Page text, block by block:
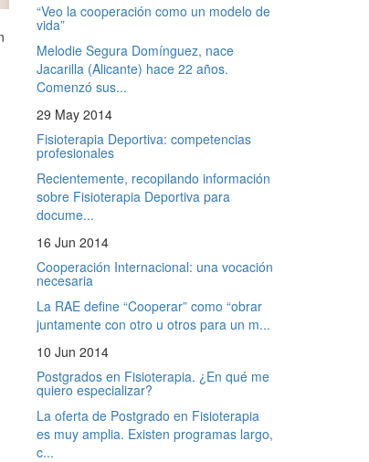
“Veo la cooperación como un modelo de
vida”
Melodie Segura Domínguez, nace
Jacarilla (Alicante) hace 22 años.
Comenzó sus...
29 May 2014
Fisioterapia Deportiva: competencias
profesionales
Recientemente, recopilando información
sobre Fisioterapia Deportiva para
docume...
16 Jun 2014
Cooperación Internacional: una vocación
necesaria
La RAE define “Cooperar” como “obrar
juntamente con otro u otros para un m...
10 Jun 2014
Postgrados en Fisioterapia. ¿En qué me
quiero especializar?
La oferta de Postgrado en Fisioterapia
es muy amplia. Existen programas largo,
c...